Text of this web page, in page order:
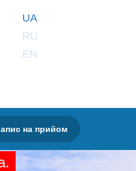
UA
RU
EN
на прийом